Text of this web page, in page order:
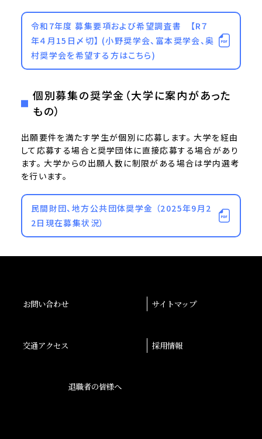
令和7年度 募集要項および希望調査書 【R７
年４月15日〆切】 (小野奨学会、富本奨学会、奥
村奨学会を希望する方はこちら)
個別募集の奨学金（大学に案内があった
もの）
出願要件を満たす学生が個別に応募します。 大学を経由
して応募する場合と奨学団体に直接応募する場合があり
ます。 大学からの出願人数に制限がある場合は学内選考
を行います。
民間財団、地方公共団体奨学金 （2025年9月2
2日現在募集状況）
お問い合わせ サイトマップ
交通アクセス 採用情報
退職者の皆様へ